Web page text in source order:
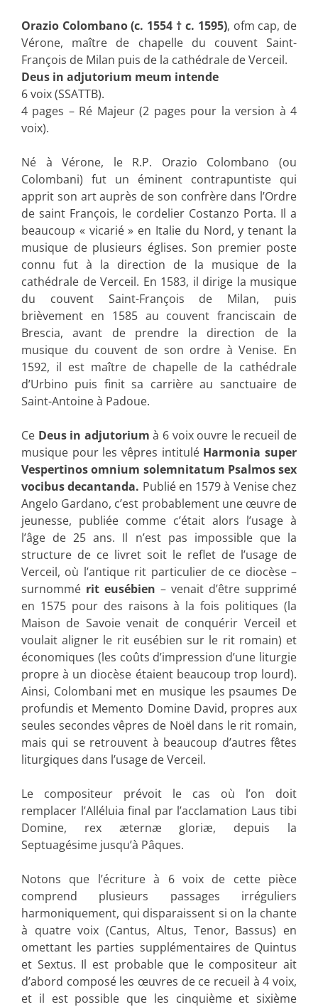
Orazio Colombano (c. 1554 † c. 1595), ofm cap, de
Vérone, maître de chapelle du couvent Saint-
François de Milan puis de la cathédrale de Verceil.
Deus in adjutorium meum intende
6 voix (SSATTB).
4 pages – Ré Majeur (2 pages pour la version à 4
voix).
Né à Vérone, le R.P. Orazio Colombano (ou
Colombani) fut un éminent contrapuntiste qui
apprit son art auprès de son confrère dans l’Ordre
de saint François, le cordelier Costanzo Porta. Il a
beaucoup « vicarié » en Italie du Nord, y tenant la
musique de plusieurs églises. Son premier poste
connu fut à la direction de la musique de la
cathédrale de Verceil. En 1583, il dirige la musique
du couvent Saint-François de Milan, puis
brièvement en 1585 au couvent franciscain de
Brescia, avant de prendre la direction de la
musique du couvent de son ordre à Venise. En
1592, il est maître de chapelle de la cathédrale
d’Urbino puis finit sa carrière au sanctuaire de
Saint-Antoine à Padoue.
Ce Deus in adjutorium à 6 voix ouvre le recueil de
musique pour les vêpres intitulé Harmonia super
Vespertinos omnium solemnitatum Psalmos sex
vocibus decantanda. Publié en 1579 à Venise chez
Angelo Gardano, c’est probablement une œuvre de
jeunesse, publiée comme c’était alors l’usage à
l’âge de 25 ans. Il n’est pas impossible que la
structure de ce livret soit le reflet de l’usage de
Verceil, où l’antique rit particulier de ce diocèse –
surnommé rit eusébien – venait d’être supprimé
en 1575 pour des raisons à la fois politiques (la
Maison de Savoie venait de conquérir Verceil et
voulait aligner le rit eusébien sur le rit romain) et
économiques (les coûts d’impression d’une liturgie
propre à un diocèse étaient beaucoup trop lourd).
Ainsi, Colombani met en musique les psaumes De
profundis et Memento Domine David, propres aux
seules secondes vêpres de Noël dans le rit romain,
mais qui se retrouvent à beaucoup d’autres fêtes
liturgiques dans l’usage de Verceil.
Le compositeur prévoit le cas où l’on doit
remplacer l’Alléluia final par l’acclamation Laus tibi
Domine, rex æternæ gloriæ, depuis la
Septuagésime jusqu’à Pâques.
Notons que l’écriture à 6 voix de cette pièce
comprend plusieurs passages irréguliers
harmoniquement, qui disparaissent si on la chante
à quatre voix (Cantus, Altus, Tenor, Bassus) en
omettant les parties supplémentaires de Quintus
et Sextus. Il est probable que le compositeur ait
d’abord composé les œuvres de ce recueil à 4 voix,
et il est possible que les cinquième et sixième